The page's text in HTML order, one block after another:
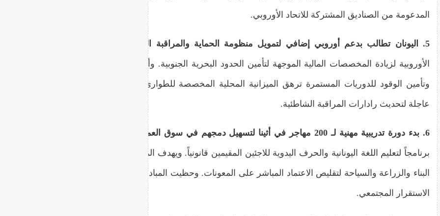
المدعومة من الصناديق المشتركة للاتحاد الأوروبي.
5. اليونان تطالب بدعم أوروبي إضافي لتمويل منظومة الحماية والمراقبة البحرية
الأوروبية لزيادة المخصصات المالية الموجهة لتأمين الحدود البحرية الجنوبية. وأشارت تقارير رسمية إلى أن تكلفة صيانة
وتأمين الوقود للدوريات المستمرة ترهق الميزانية المحلية المخصصة للطوارئ. وتأمل أثينا في الحصول على حزمة
عاجلة لتحديث رادارات المراقبة الشاطئية.
6. بدء دورة تدريبية مهنية لـ 200 مهاجر في أثينا لتسهيل دمجهم في سوق العمل
برنامجاً لتعليم اللغة اليونانية والحرف اليدوية للاجئين المقيمين قانونياً. ويهدف المشروع إلى توفير فرص عمل حقيقية
البناء والزراعة والسياحة لتقليص الاعتماد المباشر على المعونات. وحظيت المبادرة بترحيب واسع من الهيئات الحقوقية
الاستقرار المجتمعي.